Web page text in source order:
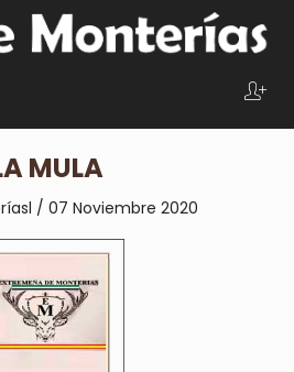
MULA
/ 07 Noviembre 2020